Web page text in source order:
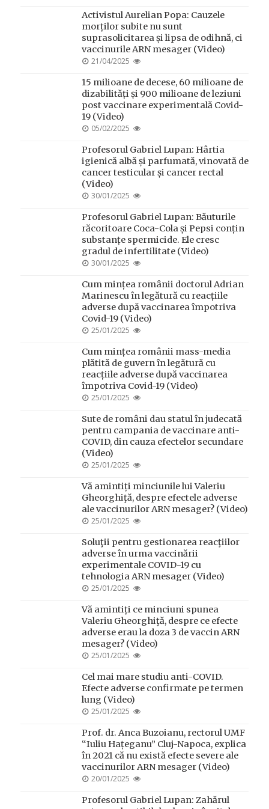
Activistul Aurelian Popa: Cauzele
morților subite nu sunt
suprasolicitarea și lipsa de odihnă, ci
vaccinurile ARN mesager (Video)
POSTED
21/04/2025
15 milioane de decese, 60 milioane de
dizabilități și 900 milioane de leziuni
post vaccinare experimentală Covid-
19 (Video)
POSTED
05/02/2025
Profesorul Gabriel Lupan: Hârtia
igienică albă și parfumată, vinovată de
cancer testicular și cancer rectal
(Video)
POSTED
30/01/2025
Profesorul Gabriel Lupan: Băuturile
răcoritoare Coca-Cola și Pepsi conțin
substanțe spermicide. Ele cresc
gradul de infertilitate (Video)
POSTED
30/01/2025
Cum mințea românii doctorul Adrian
Marinescu în legătură cu reacțiile
adverse după vaccinarea împotriva
Covid-19 (Video)
POSTED
25/01/2025
Cum mințea românii mass-media
plătită de guvern în legătură cu
reacțiile adverse după vaccinarea
împotriva Covid-19 (Video)
POSTED
25/01/2025
Sute de români dau statul în judecată
pentru campania de vaccinare anti-
COVID, din cauza efectelor secundare
(Video)
POSTED
25/01/2025
Vă amintiți minciunile lui Valeriu
Gheorghiţă, despre efectele adverse
ale vaccinurilor ARN mesager? (Video)
POSTED
25/01/2025
Soluţii pentru gestionarea reacţiilor
adverse în urma vaccinării
experimentale COVID-19 cu
tehnologia ARN mesager (Video)
POSTED
25/01/2025
Vă amintiți ce minciuni spunea
Valeriu Gheorghiţă, despre ce efecte
adverse erau la doza 3 de vaccin ARN
mesager? (Video)
POSTED
25/01/2025
Cel mai mare studiu anti-COVID.
Efecte adverse confirmate pe termen
lung (Video)
POSTED
25/01/2025
Prof. dr. Anca Buzoianu, rectorul UMF
“Iuliu Hațeganu” Cluj-Napoca, explica
în 2021 că nu există efecte severe ale
vaccinurilor ARN mesager (Video)
POSTED
20/01/2025
Profesorul Gabriel Lupan: Zahărul